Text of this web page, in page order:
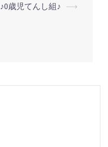
♪0歳児てんし組♪ ⟶